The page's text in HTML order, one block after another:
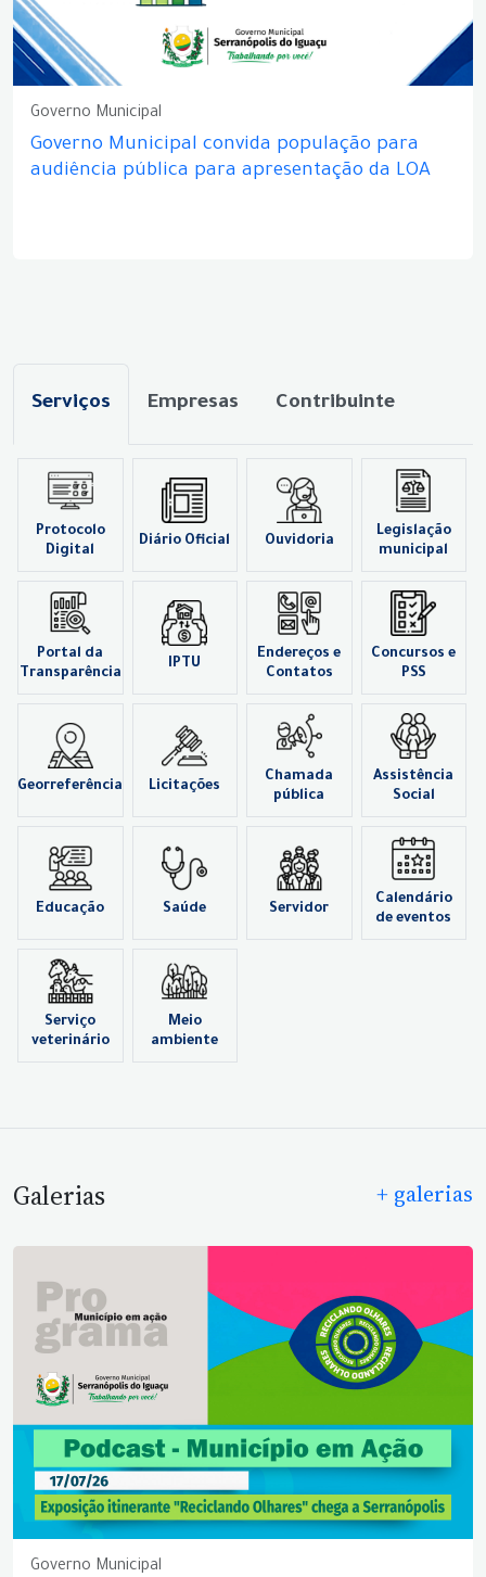
Governo Municipal
Governo Municipal convida população para
audiência pública para apresentação da LOA
Serviços Empresas Contribuinte
Protocolo
Digital
Diário Oficial Ouvidoria
Legislação
municipal
Portal da
Transparência
IPTU
Endereços e
Contatos
Concursos e
PSS
Georreferência Licitações
Chamada
pública
Assistência
Social
Educação Saúde Servidor
Calendário
de eventos
Serviço
veterinário
Meio
ambiente
Galerias + galerias
Governo Municipal